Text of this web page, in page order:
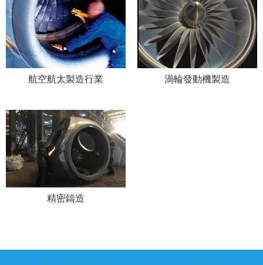
航空航太製造行業 渦輪發動機製造
精密鑄造